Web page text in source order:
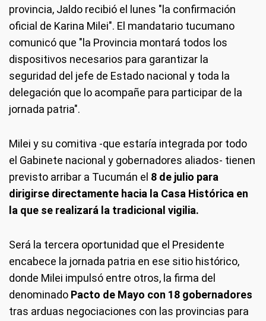
provincia, Jaldo recibió el lunes "la confirmación
oficial de Karina Milei". El mandatario tucumano
comunicó que "la Provincia montará todos los
dispositivos necesarios para garantizar la
seguridad del jefe de Estado nacional y toda la
delegación que lo acompañe para participar de la
jornada patria".
Milei y su comitiva -que estaría integrada por todo
el Gabinete nacional y gobernadores aliados- tienen
previsto arribar a Tucumán el 8 de julio para
dirigirse directamente hacia la Casa Histórica en
la que se realizará la tradicional vigilia.
Será la tercera oportunidad que el Presidente
encabece la jornada patria en ese sitio histórico,
donde Milei impulsó entre otros, la firma del
denominado Pacto de Mayo con 18 gobernadores
tras arduas negociaciones con las provincias para